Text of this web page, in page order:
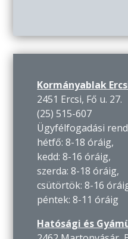
Kormányablak
2451 Ercsi, Fő u. 27.
(25) 515-607
Ügyfélfogadási
hétfő: 8-18 óráig,
kedd: 8-16 óráig,
szerda: 8-18 óráig,
csütörtök: 8-16
péntek: 8-11 óráig
Hatósági és